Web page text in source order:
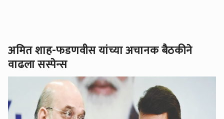
अमित शाह-फडणवीस यांच्या अचानक बैठकीने
वाढला सस्पेन्स